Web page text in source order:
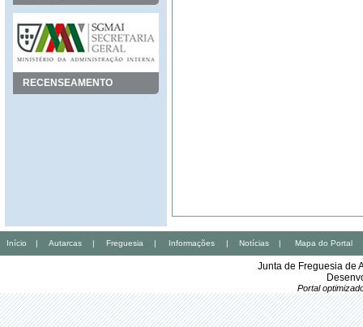
RECENSEAMENTO
Início | Autarcas | Freguesia | Informações | Notícias | Mapa do Portal
Junta de Freguesia de
Portal